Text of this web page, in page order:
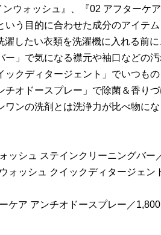
ンウォッシュ』、『02 アフターケ
う目的に合わせた成分のアイテム
したい衣類を洗濯機に入れる前
ー」で気になる襟元や袖口などの
クディタージェント」でいつも
オドースプレー」で除菌＆香り
ワンの洗剤とは洗浄力が比べ物に
ッシュ ステインクリーニングバー
ォッシュ クイックディタージェン
ケア アンチオドースプレー／1,800